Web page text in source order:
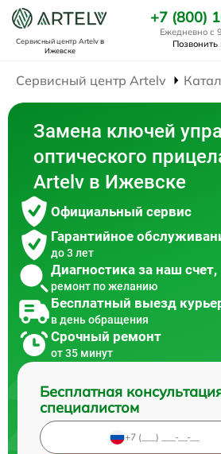
Сервисный центр Artelvв
Ижевске
+7 (800)
Ежедневно с
Позвонить
Сервисный центр Artelv
Замена ключей
оптического
Artelv в Ижевске
Официальный сервис
Гарантийное
до 3 лет
Диагностика за наш счет,
ремонт по желанию
Бесплатный выезд
в день обращения
Срочный ремонт
от 35 минут
Бесплатная
специалистом